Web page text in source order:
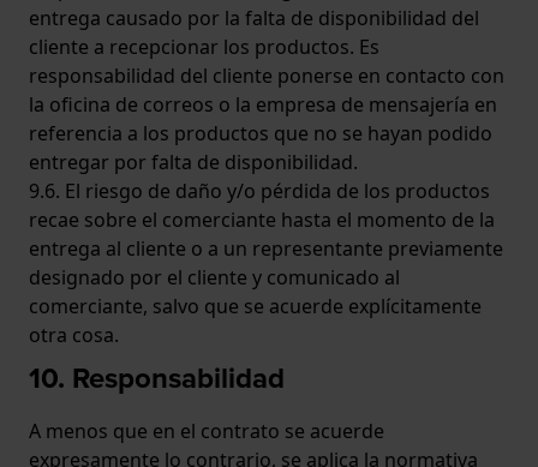
entrega causado por la falta de disponibilidad del
cliente a recepcionar los productos. Es
responsabilidad del cliente ponerse en contacto con
la oficina de correos o la empresa de mensajería en
referencia a los productos que no se hayan podido
entregar por falta de disponibilidad.
9.6. El riesgo de daño y/o pérdida de los productos
recae sobre el comerciante hasta el momento de la
entrega al cliente o a un representante previamente
designado por el cliente y comunicado al
comerciante, salvo que se acuerde explícitamente
otra cosa.
10. Responsabilidad
A menos que en el contrato se acuerde
expresamente lo contrario, se aplica la normativa